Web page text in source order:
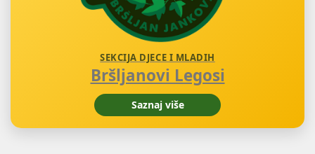
SEKCIJA DJECE I MLADIH
Bršljanovi Legosi
Saznaj više